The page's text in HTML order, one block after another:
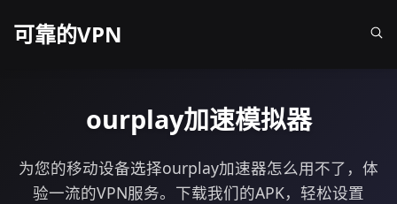
可靠的VPN
ourplay加速模拟器
为您的移动设备选择ourplay加速器怎么用不了，体
验一流的VPN服务。下载我们的APK，轻松设置